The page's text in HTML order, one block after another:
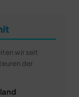
wir seit
der